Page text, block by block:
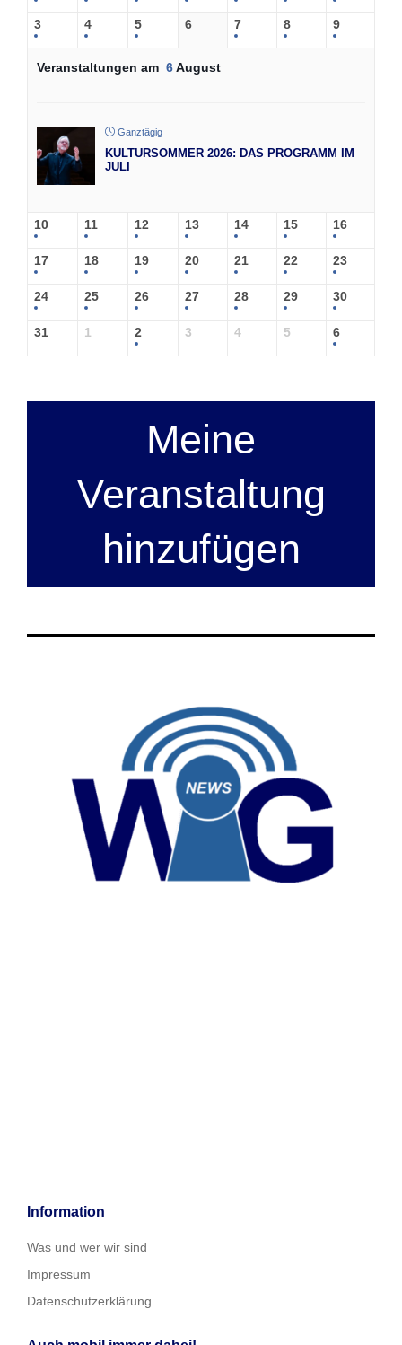
3 4 5 6 7 8 9
Veranstaltungen am 6August
Ganztägig
KULTURSOMMER 2026: DAS PROGRAMM IM
JULI
10 11 12 13 14 15 16
17 18 19 20 21 22 23
24 25 26 27 28 29 30
31 1 2 3 4 5 6
Meine
Veranstaltung
hinzufügen
Information
Was und wer wir sind
Impressum
Datenschutzerklärung